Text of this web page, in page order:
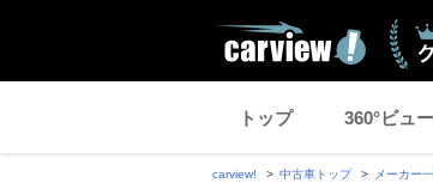
トップ 360°ビュー
carview! 中古車トップ メーカー